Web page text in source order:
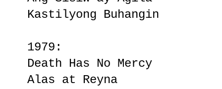
Kastilyong Buhangin
1979:
Death Has No Mercy
Alas at Reyna